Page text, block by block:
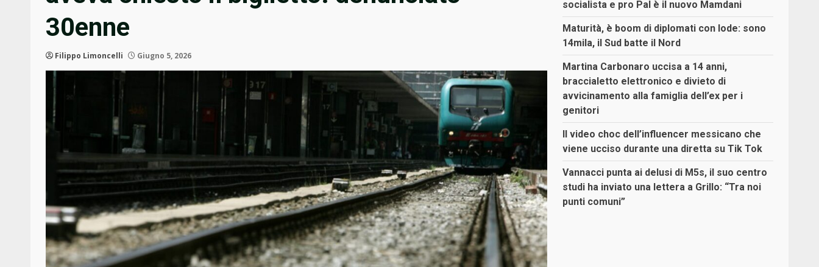
30enne
Filippo Limoncelli Giugno 5, 2026
socialista e pro Pal è il nuovo Mamdani
Maturità, è boom di diplomati con lode: sono
14mila, il Sud batte il Nord
Martina Carbonaro uccisa a 14 anni,
braccialetto elettronico e divieto di
avvicinamento alla famiglia dell’ex per i
genitori
Il video choc dell’influencer messicano che
viene ucciso durante una diretta su Tik Tok
Vannacci punta ai delusi di M5s, il suo centro
studi ha inviato una lettera a Grillo: “Tra noi
punti comuni”